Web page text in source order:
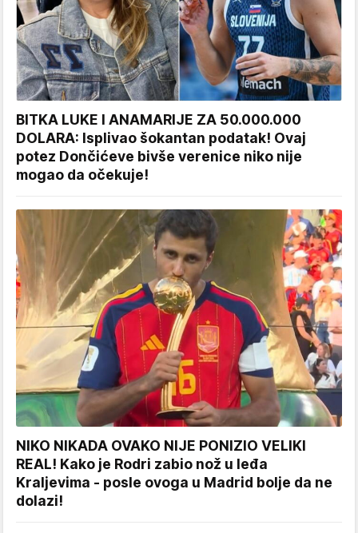
BITKA LUKE I ANAMARIJE ZA 50.000.000
DOLARA: Isplivao šokantan podatak! Ovaj
potez Dončićeve bivše verenice niko nije
mogao da očekuje!
NIKO NIKADA OVAKO NIJE PONIZIO VELIKI
REAL! Kako je Rodri zabio nož u leđa
Kraljevima - posle ovoga u Madrid bolje da ne
dolazi!